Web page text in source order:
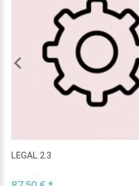
LEGAL 2.3